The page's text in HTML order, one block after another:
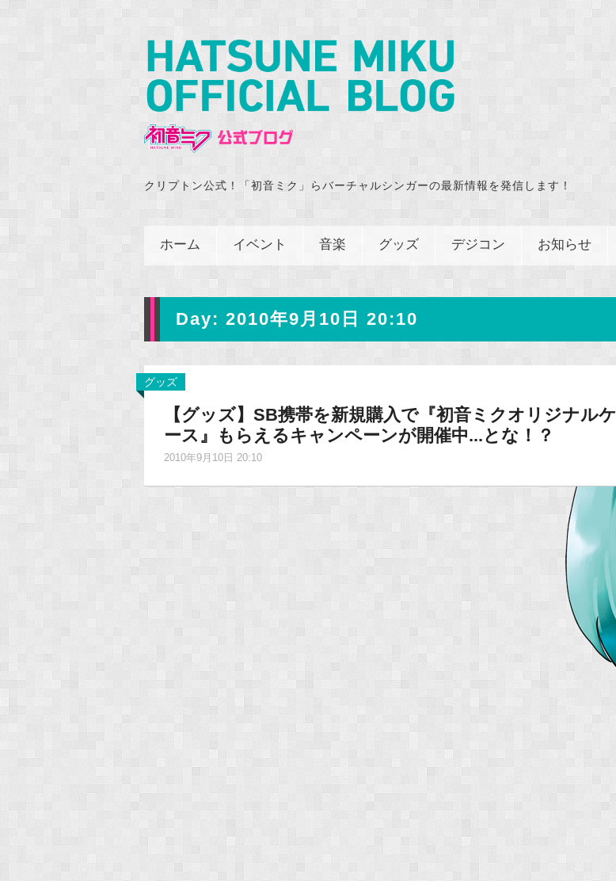
クリプトン公式！「初音ミク」らバーチャルシンガーの最新情報を発信します！
ホーム イベント 音楽 グッズ デジコン お知らせ
Day: 2010年9月10日 20:10
グッズ
【グッズ】SB携帯を新規購入で『初音ミクオリジナルケ
ース』もらえるキャンペーンが開催中...とな！？
2010年9月10日 20:10